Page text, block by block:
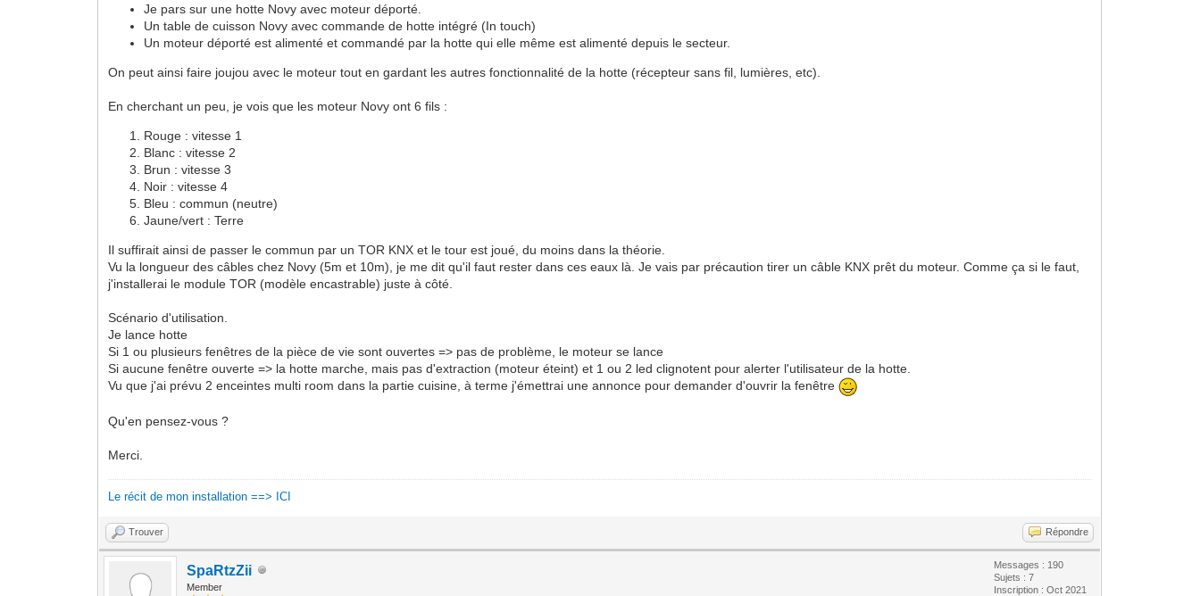
Je pars sur une hotte Novy avec moteur déporté.
Un table de cuisson Novy avec commande de hotte intégré (In touch)
Un moteur déporté est alimenté et commandé par la hotte qui elle même est alimenté depuis le secteur.
On peut ainsi faire joujou avec le moteur tout en gardant les autres fonctionnalité de la hotte (récepteur sans fil, lumières, etc).
En cherchant un peu, je vois que les moteur Novy ont 6 fils :
Rouge : vitesse 1
Blanc : vitesse 2
Brun : vitesse 3
Noir : vitesse 4
Bleu : commun (neutre)
Jaune/vert : Terre
Il suffirait ainsi de passer le commun par un TOR KNX et le tour est joué, du moins dans la théorie.
Vu la longueur des câbles chez Novy (5m et 10m), je me dit qu'il faut rester dans ces eaux là. Je vais par précaution tirer un câble KNX prêt du moteur. Comme ça si le faut,
j'installerai le module TOR (modèle encastrable) juste à côté.
Scénario d'utilisation.
Je lance hotte
Si 1 ou plusieurs fenêtres de la pièce de vie sont ouvertes => pas de problème, le moteur se lance
Si aucune fenêtre ouverte => la hotte marche, mais pas d'extraction (moteur éteint) et 1 ou 2 led clignotent pour alerter l'utilisateur de la hotte.
Vu que j'ai prévu 2 enceintes multi room dans la partie cuisine, à terme j'émettrai une annonce pour demander d'ouvrir la fenêtre
Qu'en pensez-vous ?
Merci.
Le récit de mon installation ==> ICI
Trouver Répondre
SpaRtzZii
Member
Messages : 190
Sujets : 7
Inscription : Oct 2021